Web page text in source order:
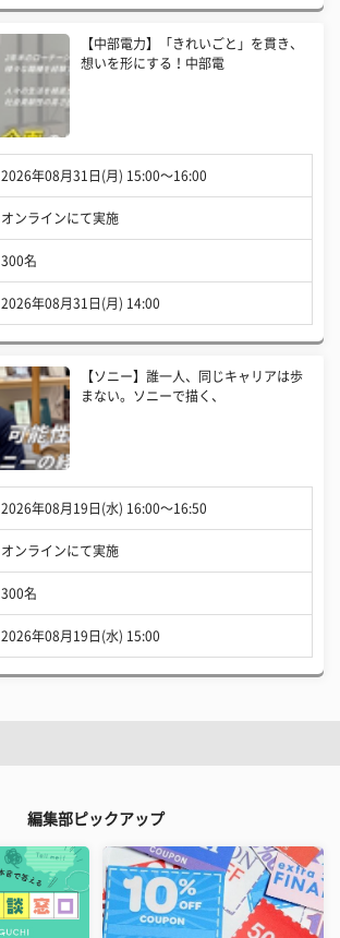
【中部電力】「きれいごと」を貫き、
想いを形にする！中部電
2026年08月31日(月) 15:00〜16:00
オンラインにて実施
300名
2026年08月31日(月) 14:00
【ソニー】誰一人、同じキャリアは歩
まない。ソニーで描く、
2026年08月19日(水) 16:00〜16:50
オンラインにて実施
300名
2026年08月19日(水) 15:00
編集部ピックアップ